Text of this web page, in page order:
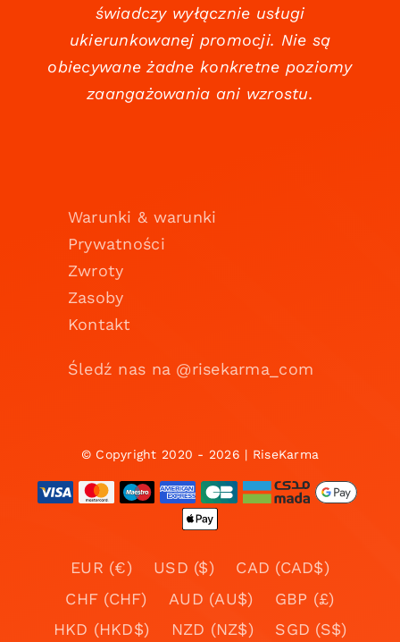
świadczy wyłącznie usługi
ukierunkowanej promocji. Nie są
obiecywane żadne konkretne poziomy
zaangażowania ani wzrostu.
Warunki & warunki
Prywatności
Zwroty
Zasoby
Kontakt
Śledź nas na @risekarma_com
© Copyright 2020 - 2026 | RiseKarma
EUR (€) USD ($)
CAD (CAD$)
CHF (CHF)
AUD (AU$)
GBP (£)
HKD (HKD$)
NZD (NZ$)
SGD (S$)